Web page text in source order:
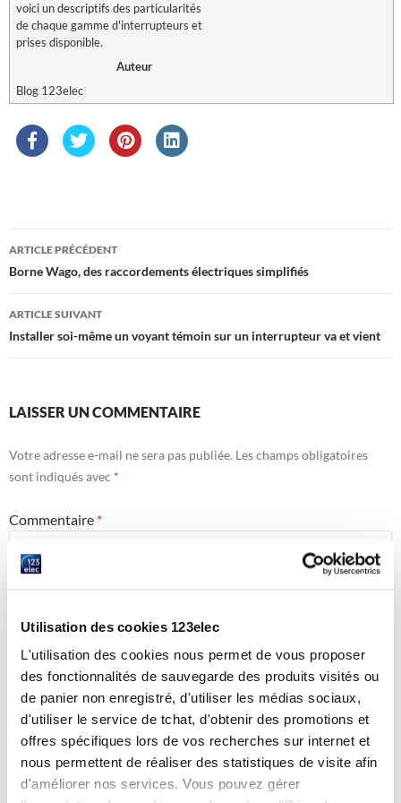
Utilisation des cookies 123elec
L'utilisation des cookies nous permet de vous proposer
des fonctionnalités de sauvegarde des produits visités ou
de panier non enregistré, d'utiliser les médias sociaux,
d'utiliser le service de tchat, d'obtenir des promotions et
offres spécifiques lors de vos recherches sur internet et
nous permettent de réaliser des statistiques de visite afin
d'améliorer nos services. Vous pouvez gérer
voici un descriptifs des particularités
de chaque gamme d'interrupteurs et
prises disponible.
Auteur
Blog 123elec
Navigation
des
articles
ARTICLE PRÉCÉDENT
Borne Wago, des raccordements électriques simplifiés
ARTICLE SUIVANT
Installer soi-même un voyant témoin sur un interrupteur va et vient
LAISSER UN COMMENTAIRE
Votre adresse e-mail ne sera pas publiée. Les champs obligatoires
sont indiqués avec *
Commentaire *
Nom*